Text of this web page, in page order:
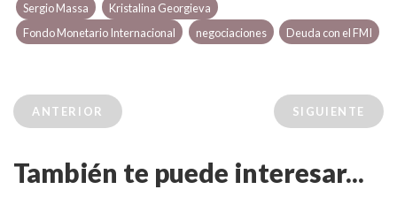
Sergio Massa
Kristalina Georgieva
Fondo Monetario Internacional
negociaciones Deuda con el FMI
ANTERIOR SIGUIENTE
También te puede interesar...